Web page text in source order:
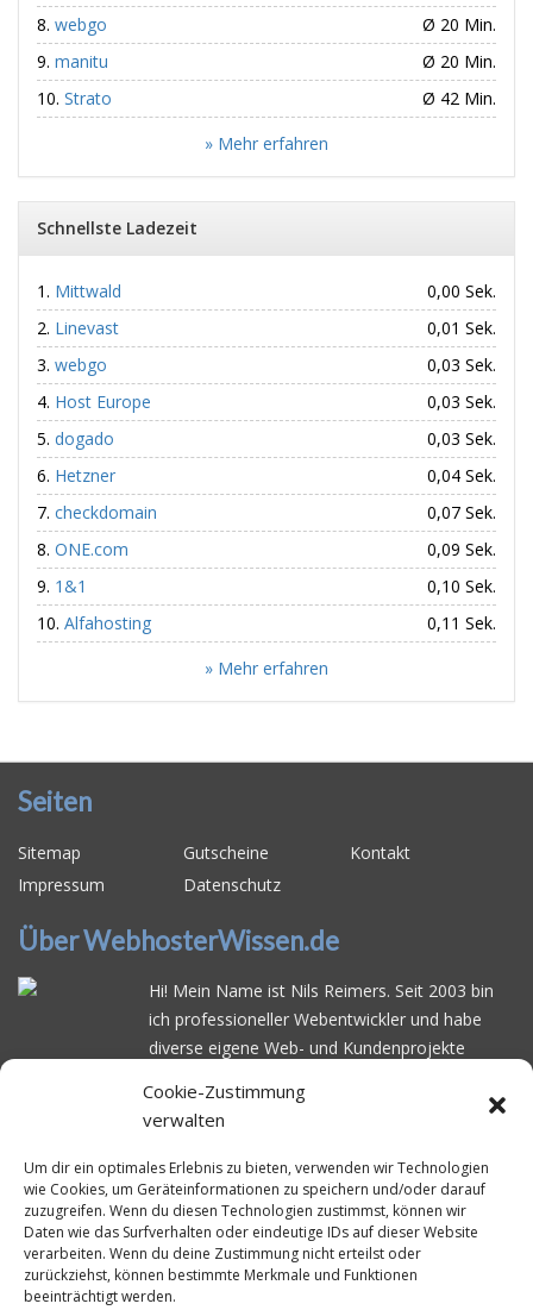
Cookie-Zustimmung
verwalten
Um dir ein optimales Erlebnis zu bieten, verwenden wir Technologien
wie Cookies, um Geräteinformationen zu speichern und/oder darauf
zuzugreifen. Wenn du diesen Technologien zustimmst, können wir
Daten wie das Surfverhalten oder eindeutige IDs auf dieser Website
verarbeiten. Wenn du deine Zustimmung nicht erteilst oder
zurückziehst, können bestimmte Merkmale und Funktionen
beeinträchtigt werden.
webgo
Ø 20 Min.
manitu
Ø 20 Min.
Strato
Ø 42 Min.
» Mehr erfahren
Schnellste Ladezeit
Mittwald
0,00 Sek.
Linevast
0,01 Sek.
webgo
0,03 Sek.
Host Europe
0,03 Sek.
dogado
0,03 Sek.
Hetzner
0,04 Sek.
checkdomain
0,07 Sek.
ONE.com
0,09 Sek.
1&1
0,10 Sek.
Alfahosting
0,11 Sek.
» Mehr erfahren
Seiten
Sitemap Gutscheine
Kontakt
Impressum
Datenschutz
Über WebhosterWissen.de
Hi! Mein Name ist Nils Reimers. Seit 2003 bin
ich professioneller Webentwickler und habe
diverse eigene Web- und Kundenprojekte
schwierig ist gutes Webhosting zu finden: Bei
vielen Anbietern ärgert man sich über
Serverausfälleoder überlangsame
Ladezeiten. Deswegen habe ich im Mai 2016
angefangen, die bekanntesten Webhoster
systematisch zu testen und deren
Erreichbarkeit und Ladezeit für eine typische
Website basierend auf dem beliebten CMS-